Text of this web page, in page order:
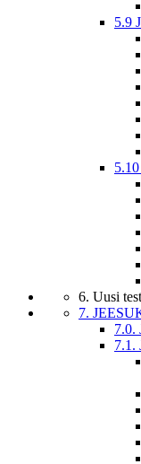
5.9
6. Uusi
7.
7.0.
7.1.